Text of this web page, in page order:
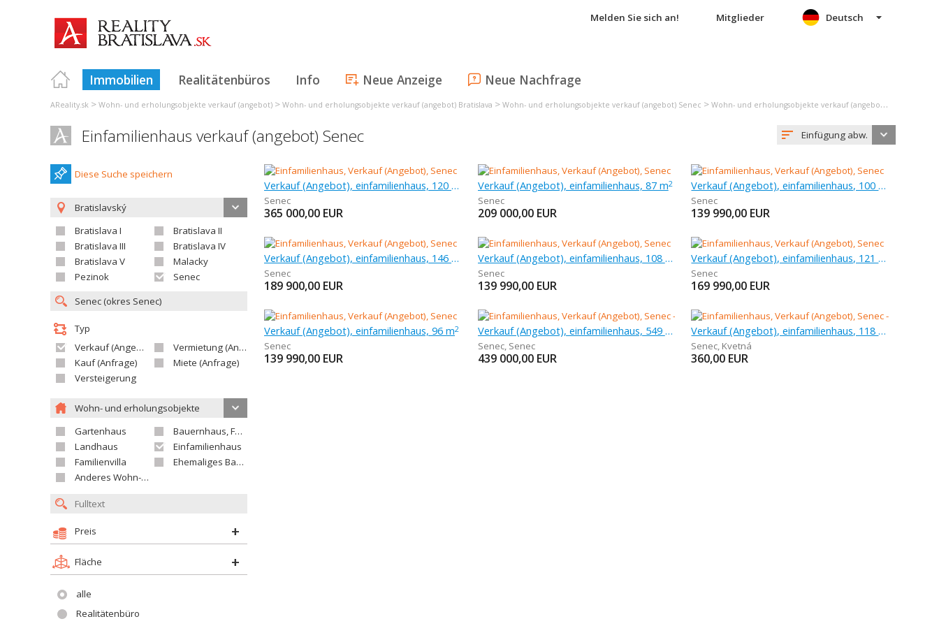
Melden Sie sich an! Mitglieder
Immobilien Realitätenbüros Info Neue Anzeige Neue Nachfrage
Deutsch
AReality.sk > Wohn- und erholungsobjekte verkauf (angebot) > Wohn- und erholungsobjekte verkauf (angebot) Bratislava > Wohn- und erholungsobjekte verkauf (angebot) Senec > Wohn- und erholungsobjekte verkauf (angebot) Senec
Einfamilienhaus verkauf (angebot) Senec Einfügung abw.
Diese Suche speichern
Bratislavský
Bratislava I
Bratislava II
Bratislava III
Bratislava IV
Bratislava V
Malacky
Pezinok
Senec
Typ
Verkauf (Angebot)
Vermietung (Angebot)
Kauf (Anfrage)
Miete (Anfrage)
Versteigerung
Wohn- und erholungsobjekte
Gartenhaus
Bauernhaus, Ferienhaus
Landhaus
Einfamilienhaus
Familienvilla
Ehemaliges Bauerngut
Anderes Wohn- oder Ferienobjekt
Preis
Fläche
alle
Realitätenbüro
Verkauf (Angebot), einfamilienhaus, 120 m
Senec
365 000,00 EUR
Verkauf (Angebot), einfamilienhaus, 87 m2
Senec
209 000,00 EUR
Verkauf (Angebot), einfamilienhaus, 100 m
Senec
139 990,00 EUR
Verkauf (Angebot), einfamilienhaus, 146 m
Senec
189 900,00 EUR
Verkauf (Angebot), einfamilienhaus, 108 m
Senec
139 990,00 EUR
Verkauf (Angebot), einfamilienhaus, 121 m
Senec
169 990,00 EUR
Verkauf (Angebot), einfamilienhaus, 96 m2
Senec
139 990,00 EUR
Verkauf (Angebot), einfamilienhaus, 549 m
Senec, Senec
439 000,00 EUR
Verkauf (Angebot), einfamilienhaus, 118 m
Senec, Kvetná
360,00 EUR